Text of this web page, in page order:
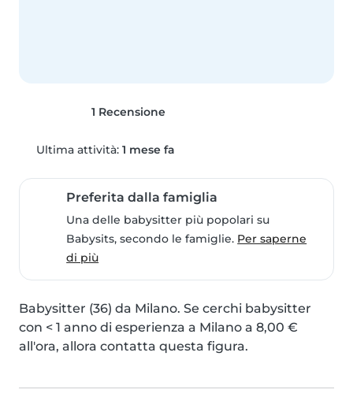
1 Recensione
Ultima attività: 1 mese fa
Preferita dalla famiglia
Una delle babysitter più popolari su
Babysits, secondo le famiglie. Per saperne
di più
Babysitter (36) da Milano. Se cerchi babysitter
con < 1 anno di esperienza a Milano a 8,00 €
all'ora, allora contatta questa figura.